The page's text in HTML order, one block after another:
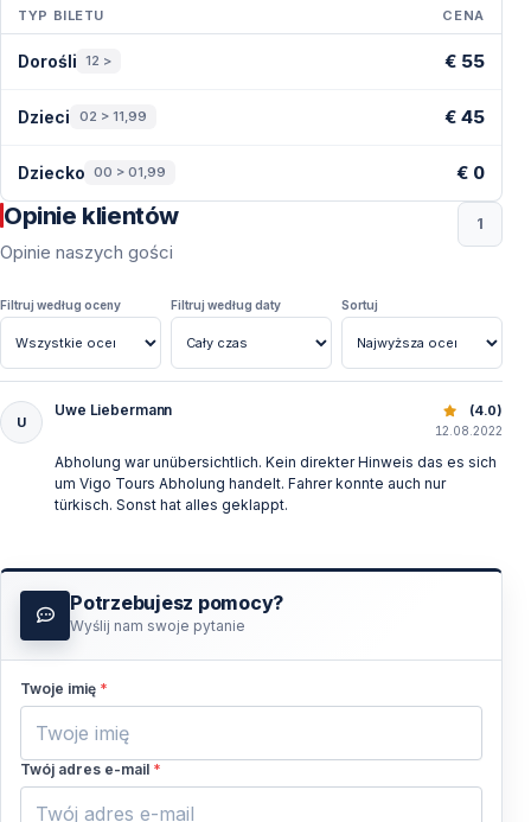
TYP BILETU CENA
Dorośli 12 > € 55
Dzieci 02 > 11,99 € 45
Dziecko 00 > 01,99 € 0
Opinie klientów
Opinie naszych gości
1
Filtruj według oceny Filtruj według daty Sortuj
Akwarium w Antalyi: Wycieczka z Belek z Przewozem i
U
Uwe Liebermann (4.0)
12.08.2022
Abholung war unübersichtlich. Kein direkter Hinweis das es sich
um Vigo Tours Abholung handelt. Fahrer konnte auch nur
türkisch. Sonst hat alles geklappt.
Potrzebujesz pomocy?
Wyślij nam swoje pytanie
Twoje imię *
Twój adres e-mail *